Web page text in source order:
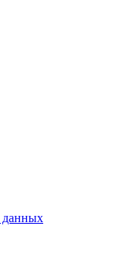
данных